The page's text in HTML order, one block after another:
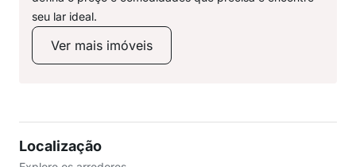
seu lar ideal.
Ver mais imóveis
Localização